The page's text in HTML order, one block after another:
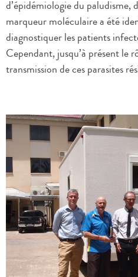
d’épidémiologie du
marqueur moléculaire a été
diagnostiquer les patients
Cependant, jusqu’à présent le
transmission de ces parasites